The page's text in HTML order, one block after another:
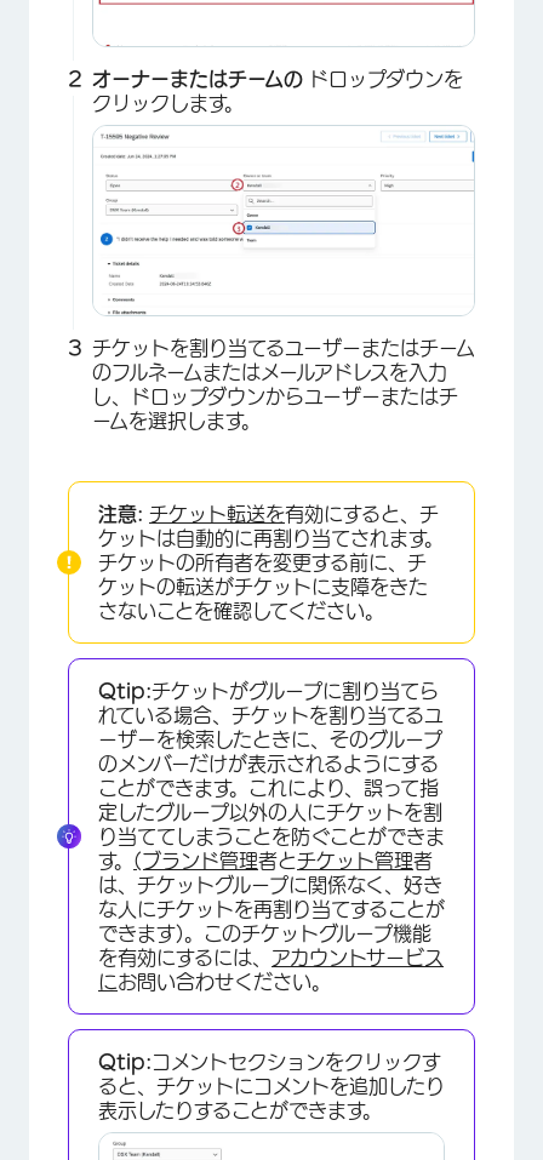
×
オーナーまたはチームの ドロップダウンを
クリックします。
×
チケットを割り当てるユーザーまたはチーム
のフルネームまたはメールアドレスを入力
し、ドロップダウンからユーザーまたはチ
ームを選択します。
注意: チケット転送を有効にすると、チ
ケットは自動的に再割り当てされます。
チケットの所有者を変更する前に、チ
ケットの転送がチケットに支障をきた
さないことを確認してください。
Qtip:チケットがグループに割り当てら
れている場合、チケットを割り当てるユ
ーザーを検索したときに、そのグループ
のメンバーだけが表示されるようにする
ことができます。これにより、誤って指
定したグループ以外の人にチケットを割
り当ててしまうことを防ぐことができま
す。 (ブランド管理者とチケット管理者
は、チケットグループに関係なく、好き
な人にチケットを再割り当てすることが
できます)。このチケットグループ機能
を有効にするには、 アカウントサービス
にお問い合わせください。
Qtip:コメントセクションをクリックす
ると、チケットにコメントを追加したり
表示したりすることができます。